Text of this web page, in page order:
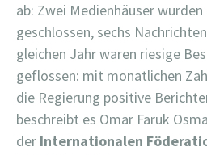
ab: Zwei Medienhäuser
geschlossen, sechs
gleichen Jahr waren riesige
geflossen: mit monatlichen
die Regierung positive
beschreibt es Omar Faruk
der Internationalen Fö